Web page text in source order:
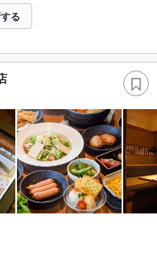
る